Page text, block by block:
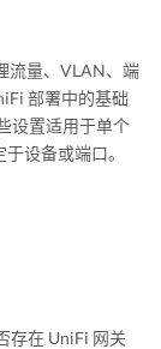
流量、VLAN、端
部署中的基础
设置适用于单个
设备或端口。
存在 UniFi 网关